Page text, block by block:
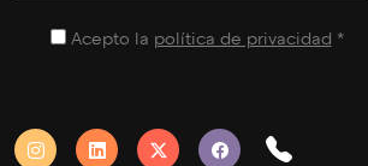
Acepto la política de privacidad *